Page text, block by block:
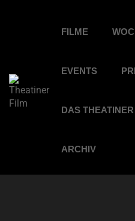
FILME
EVENTS
DAS THEATINER
ARCHIV